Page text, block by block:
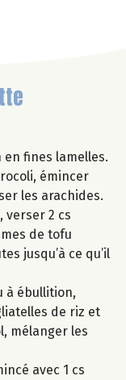
en fines lamelles.
émincer
les arachides.
verser 2 cs
de tofu
jusqu’à ce qu’il
à ébullition,
de riz et
mélanger les
avec 1 cs